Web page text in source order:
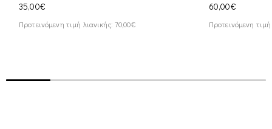
35,00€
Προτεινόμενη τιμή λιανικής: 70,00€
60,00€
Προτεινόμενη